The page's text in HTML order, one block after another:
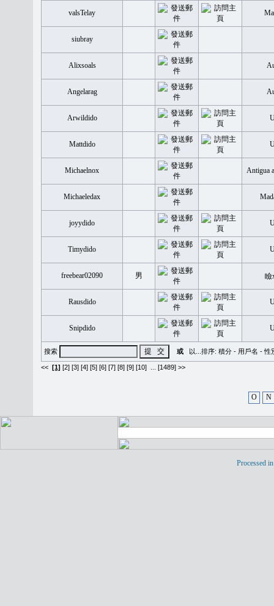
valsTelay
siubray
Alixsoals
Angelarag
Arwildido
Mattdido
Michaelnox Antigua
Michaeledax
joyydido
Timydido
freebear02090 男
Rausdido
Snipdido
搜索 或 以...排序: 積分 - 用戶名 -性
<< [1] [2] [3] [4] [5] [6] [7] [8] [9] [10] [1489] >>
O N
Processed